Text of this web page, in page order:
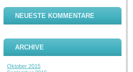
NEUESTE KOMMENTARE
ARCHIVE
Oktober 2015